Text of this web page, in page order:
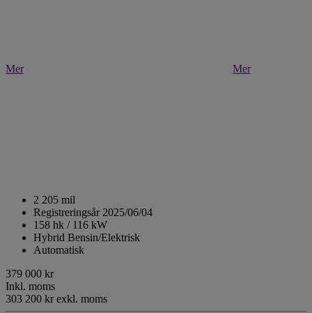
Mer Mer
2 205 mil
Registreringsår 2025/06/04
158 hk / 116 kW
Hybrid Bensin/Elektrisk
Automatisk
379 000 kr
Inkl. moms
303 200 kr exkl. moms